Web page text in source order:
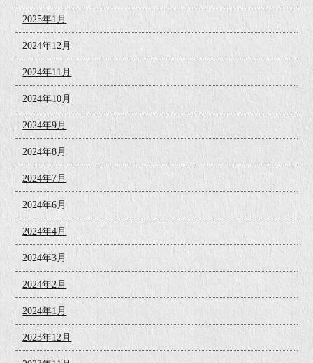
2025年1月
2024年12月
2024年11月
2024年10月
2024年9月
2024年8月
2024年7月
2024年6月
2024年4月
2024年3月
2024年2月
2024年1月
2023年12月